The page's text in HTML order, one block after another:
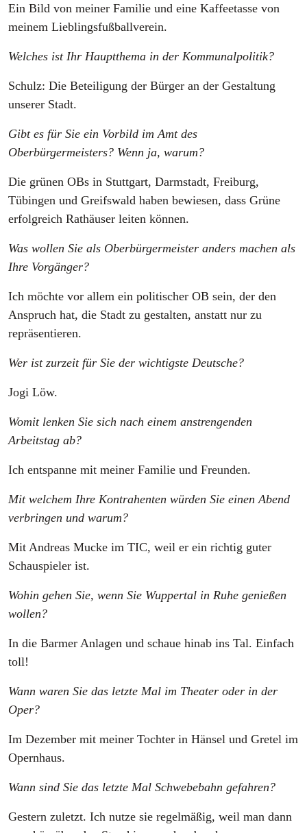
Ein Bild von meiner Familie und eine Kaffeetasse von
meinem Lieblingsfußballverein.
Welches ist Ihr Hauptthema in der Kommunalpolitik?
Schulz: Die Beteiligung der Bürger an der Gestaltung
unserer Stadt.
Gibt es für Sie ein Vorbild im Amt des
Oberbürgermeisters? Wenn ja, warum?
Die grünen OBs in Stuttgart, Darmstadt, Freiburg,
Tübingen und Greifswald haben bewiesen, dass Grüne
erfolgreich Rathäuser leiten können.
Was wollen Sie als Oberbürgermeister anders machen als
Ihre Vorgänger?
Ich möchte vor allem ein politischer OB sein, der den
Anspruch hat, die Stadt zu gestalten, anstatt nur zu
repräsentieren.
Wer ist zurzeit für Sie der wichtigste Deutsche?
Jogi Löw.
Womit lenken Sie sich nach einem anstrengenden
Arbeitstag ab?
Ich entspanne mit meiner Familie und Freunden.
Mit welchem Ihre Kontrahenten würden Sie einen Abend
verbringen und warum?
Mit Andreas Mucke im TIC, weil er ein richtig guter
Schauspieler ist.
Wohin gehen Sie, wenn Sie Wuppertal in Ruhe genießen
wollen?
In die Barmer Anlagen und schaue hinab ins Tal. Einfach
toll!
Wann waren Sie das letzte Mal im Theater oder in der
Oper?
Im Dezember mit meiner Tochter in Hänsel und Gretel im
Opernhaus.
Wann sind Sie das letzte Mal Schwebebahn gefahren?
Gestern zuletzt. Ich nutze sie regelmäßig, weil man dann